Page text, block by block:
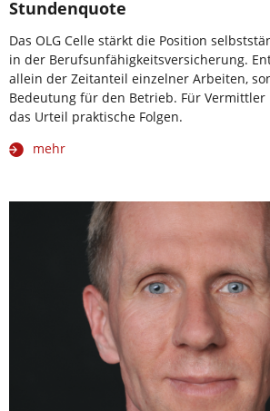
Stundenquote
Das OLG Celle stärkt die Position
in der Berufsunfähigkeitsversicherung.
allein der Zeitanteil einzelner Arbeiten,
Bedeutung für den Betrieb. Für
das Urteil praktische Folgen.
mehr